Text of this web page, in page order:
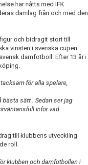
har nåtts med IFK
damlag från och med den
och bidragit stort till
vinsten i svenska cupen
damfotboll. Efter 13 år i
för alla spelare,
sätt . Sedan ser jag
inför vad
till klubbens utveckling
roll.
klubben och damfotbollen i